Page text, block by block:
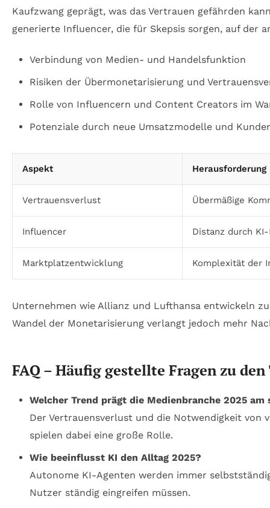
Kaufzwang geprägt, was das Vertrauen gefährden
generierte Influencer, die für Skepsis sorgen, auf der
Verbindung von Medien- und Handelsfunktion
Risiken der Übermonetarisierung und
Rolle von Influencern und Content Creators im
Potenziale durch neue Umsatzmodelle und
Aspekt Herausforderung
Vertrauensverlust Übermäßige
Influencer Distanz durch
Marktplatzentwicklung Komplexität der
Unternehmen wie Allianz und Lufthansa entwickeln
Wandel der Monetarisierung verlangt jedoch mehr
FAQ – Häufig gestellte Fragen zu
Welcher Trend prägt die Medienbranche 2025 am
Der Vertrauensverlust und die Notwendigkeit
spielen dabei eine große Rolle.
Wie beeinflusst KI den Alltag 2025?
Autonome KI-Agenten werden immer
Nutzer ständig eingreifen müssen.